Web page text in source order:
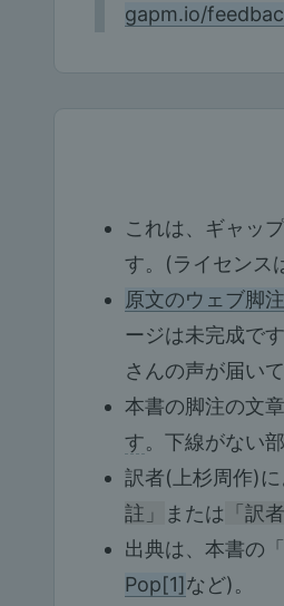
gapm.io/
これは、ギャッ
す。(ライセンス
原文のウェブ脚注
ージは未完成で
さんの声が届い
本書の脚注の文
す。下線がない
訳者(上杉周作)
註」
または 「訳
出典は、本書の
Pop[1]など)。